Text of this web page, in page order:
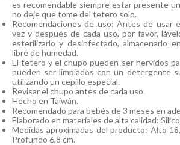
es recomendable siempre estar presente
no deje que tome del tetero solo.
Recomendaciones de uso: Antes de usar
vez y después de cada uso, por favor,
esterilizarlo y desinfectado, almacenarlo
libre de humedad.
El tetero y el chupo pueden ser hervidos
pueden ser limpiados con un detergente
utilizando un cepillo especial.
Revisar el chupo antes de cada uso.
Hecho en Taiwán.
Recomendado para bebés de 3 meses en
Elaborado en materiales de alta calidad:
Medidas aproximadas del producto: Alto
Profundo 6,8 cm.